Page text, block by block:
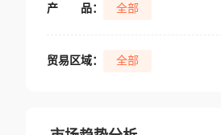
产 品： 全部
贸易区域： 全部